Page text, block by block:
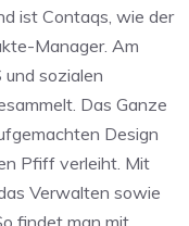
ist Contaqs, wie der
Manager. Am
sozialen
Das Ganze
Design
Pfiff verleiht. Mit
Verwalten sowie